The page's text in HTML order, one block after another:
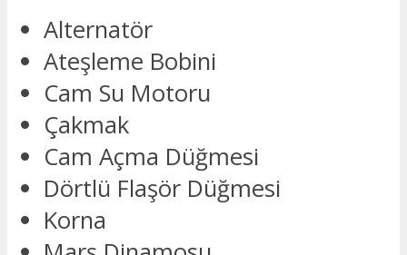
Alternatör
Ateşleme Bobini
Cam Su Motoru
Çakmak
Cam Açma Düğmesi
Dörtlü Flaşör Düğmesi
Korna